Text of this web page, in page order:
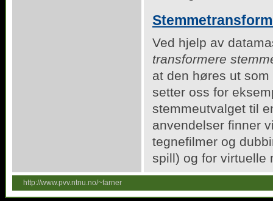
Ved hjelp av
transformere
at den høres ut
setter oss for
stemmeutvalget til
anvendelser finner
tegnefilmer og
spill) og for virtuelle
http://www.pvv.ntnu.no/~farner